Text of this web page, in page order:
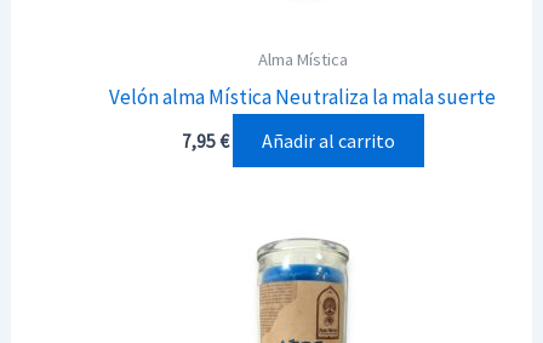
Alma Mística
Velón alma Mística Neutraliza la mala suerte
7,95€ Añadir al carrito